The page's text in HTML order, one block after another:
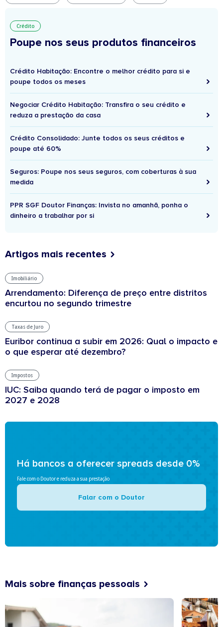
Crédito
Poupe nos seus produtos financeiros
Crédito Habitação: Encontre o melhor crédito para si e
poupe todos os meses
Negociar Crédito Habitação: Transfira o seu crédito e
reduza a prestação da casa
Crédito Consolidado: Junte todos os seus créditos e
poupe até 60%
Seguros: Poupe nos seus seguros, com coberturas à sua
medida
PPR SGF Doutor Finanças: Invista no amanhã, ponha o
dinheiro a trabalhar por si
Artigos mais recentes
Imobiliário
Arrendamento: Diferença de preço entre distritos
encurtou no segundo trimestre
Taxas de Juro
Euribor continua a subir em 2026: Qual o impacto e
o que esperar até dezembro?
Impostos
IUC: Saiba quando terá de pagar o imposto em
2027 e 2028
Há bancos a oferecer spreads desde 0%
Fale com o Doutor e reduza a sua prestação
Falar com o Doutor
Mais sobre finanças pessoais